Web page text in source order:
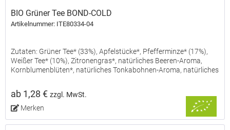
BIO Grüner Tee BOND-COLD
Artikelnummer: ITE80334-04
Zutaten: Grüner Tee* (33%), Apfelstücke*, Pfefferminze* (17%),
Weißer Tee* (10%), Zitronengras*, natürliches Beeren-Aroma,
Kornblumenblüten*, natürliches Tonkabohnen-Aroma, natürliches
ab 1,28 €zzgl. MwSt.
Merken